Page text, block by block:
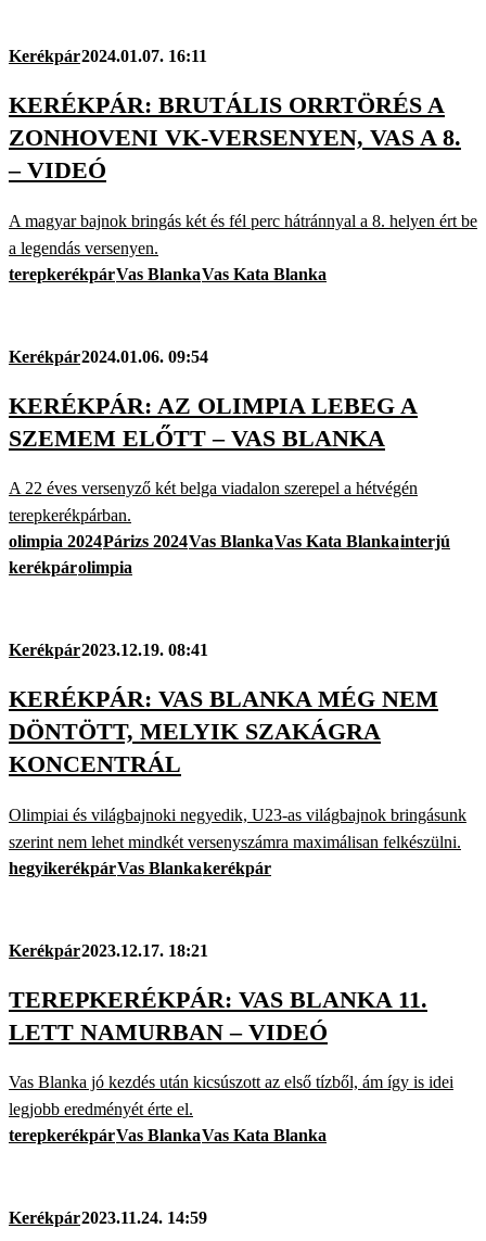
Kerékpár2024.01.07. 16:11
KERÉKPÁR: BRUTÁLIS ORRTÖRÉS A
ZONHOVENI VK-VERSENYEN, VAS A 8.
– VIDEÓ
A magyar bajnok bringás két és fél perc hátránnyal a 8. helyen ért be
a legendás versenyen.
terepkerékpárVas BlankaVas Kata Blanka
Kerékpár2024.01.06. 09:54
KERÉKPÁR: AZ OLIMPIA LEBEG A
SZEMEM ELŐTT – VAS BLANKA
A 22 éves versenyző két belga viadalon szerepel a hétvégén
terepkerékpárban.
olimpia 2024Párizs 2024Vas BlankaVas Kata Blankainterjú
kerékpárolimpia
Kerékpár2023.12.19. 08:41
KERÉKPÁR: VAS BLANKA MÉG NEM
DÖNTÖTT, MELYIK SZAKÁGRA
KONCENTRÁL
Olimpiai és világbajnoki negyedik, U23-as világbajnok bringásunk
szerint nem lehet mindkét versenyszámra maximálisan felkészülni.
hegyikerékpárVas Blankakerékpár
Kerékpár2023.12.17. 18:21
TEREPKERÉKPÁR: VAS BLANKA 11.
LETT NAMURBAN – VIDEÓ
Vas Blanka jó kezdés után kicsúszott az első tízből, ám így is idei
legjobb eredményét érte el.
terepkerékpárVas BlankaVas Kata Blanka
Kerékpár2023.11.24. 14:59